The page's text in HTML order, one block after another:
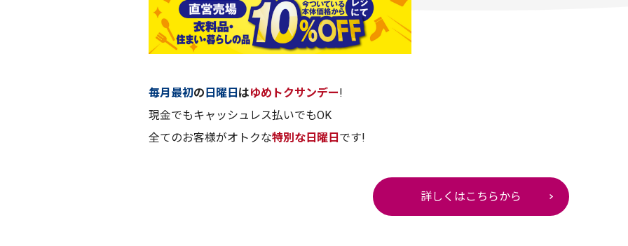
毎月最初の 日曜日 はゆめトクサンデー!
現金でもキャッシュレス払いでもOK
全てのお客様がオトクな特別な日曜日 です!
詳しくはこちらから